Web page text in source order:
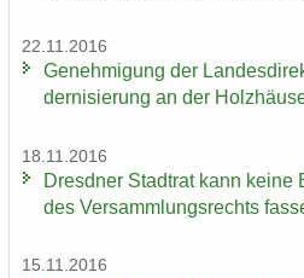
22.11.2016
Ge­neh­mi­gung der
der­ni­sie­rung an der
18.11.2016
Dresd­ner Stadt­rat kann keine
des Ver­samm­lungs­rechts
15.11.2016